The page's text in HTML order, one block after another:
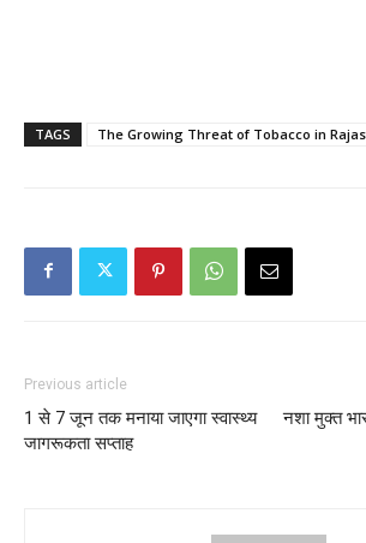
TAGS The Growing Threat of Tobacco in
Previous article
1 से 7 जून तक मनाया जाएगा स्वास्थ्य
जागरूकता सप्ताह
नशा मुक्त